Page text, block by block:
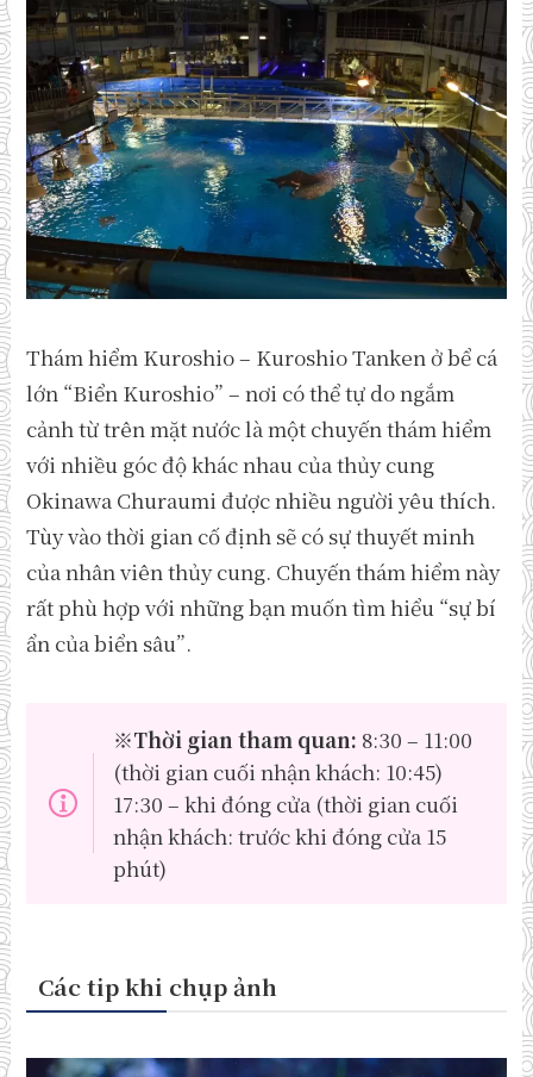
Thám hiểm Kuroshio – Kuroshio Tanken ở bể cá
lớn “Biển Kuroshio” – nơi có thể tự do ngắm
cảnh từ trên mặt nước là một chuyến thám hiểm
với nhiều góc độ khác nhau của thủy cung
Okinawa Churaumi được nhiều người yêu thích.
Tùy vào thời gian cố định sẽ có sự thuyết minh
của nhân viên thủy cung. Chuyến thám hiểm này
rất phù hợp với những bạn muốn tìm hiểu “sự bí
ẩn của biển sâu”.
※Thời gian tham quan: 8:30 – 11:00
(thời gian cuối nhận khách: 10:45)
17:30 – khi đóng cửa (thời gian cuối
nhận khách: trước khi đóng cửa 15
phút)
Các tip khi chụp ảnh